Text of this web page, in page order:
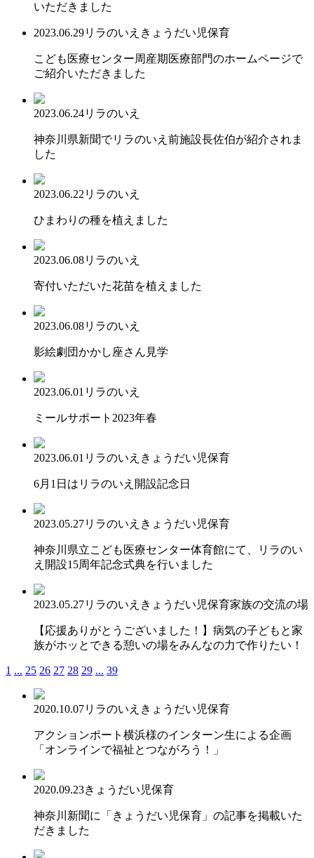
いただきました
2023.06.29リラのいえ きょうだい児保育
こども医療センター周産期医療部門のホームページで
ご紹介いただきました
2023.06.24リラのいえ
神奈川県新聞でリラのいえ前施設長佐伯が紹介されま
した
2023.06.22 リラのいえ
ひまわりの種を植えました
2023.06.08リラのいえ
寄付いただいた花苗を植えました
2023.06.08リラのいえ
影絵劇団かかし座さん見学
2023.06.01 リラのいえ
ミールサポート2023年春
2023.06.01 リラのいえ きょうだい児保育
6月1日はリラのいえ開設記念日
2023.05.27リラのいえ きょうだい児保育
神奈川県立こども医療センター体育館にて、リラのい
え開設15周年記念式典を行いました
2023.05.27リラのいえ きょうだい児保育家族の交流の場
【応援ありがとうございました！】病気の子どもと家
族がホッとできる憩いの場をみんなの力で作りたい！
1 ... 25 26 27 28 29 ... 39
2020.10.07リラのいえ きょうだい児保育
アクションポート横浜様のインターン生による企画
「オンラインで福祉とつながろう！」
2020.09.23きょうだい児保育
神奈川新聞に「きょうだい児保育」の記事を掲載いた
だきました